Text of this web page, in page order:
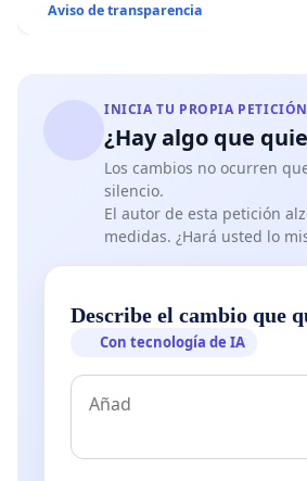
Aviso de transparencia
INICIA TU PROPIA PETICIÓN
¿Hay algo que
Los cambios no ocurren
silencio.
El autor de esta petición
medidas. ¿Hará usted lo
Describe el cambio que
Con tecnología de IA